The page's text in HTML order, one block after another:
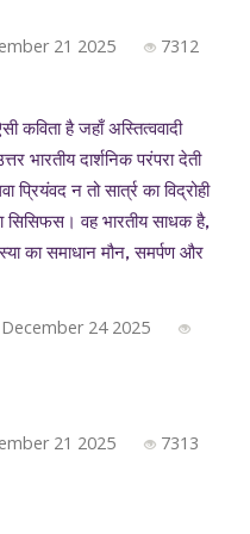
21 2025
7312
कविता है जहाँ अस्तित्ववादी
भारतीय दार्शनिक परंपरा देती
प्रियंवद न तो सार्त्र का विद्रोही
सिसिफस। वह भारतीय साधक है,
का समाधान मौन, समर्पण और
24 2025
21 2025
7313